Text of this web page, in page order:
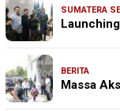
SUMATERA
BERITA
Massa